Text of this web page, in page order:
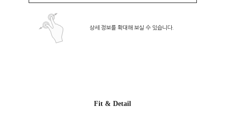
상세 정보를 확대해 보실 수 있습니다.
Fit & Detail